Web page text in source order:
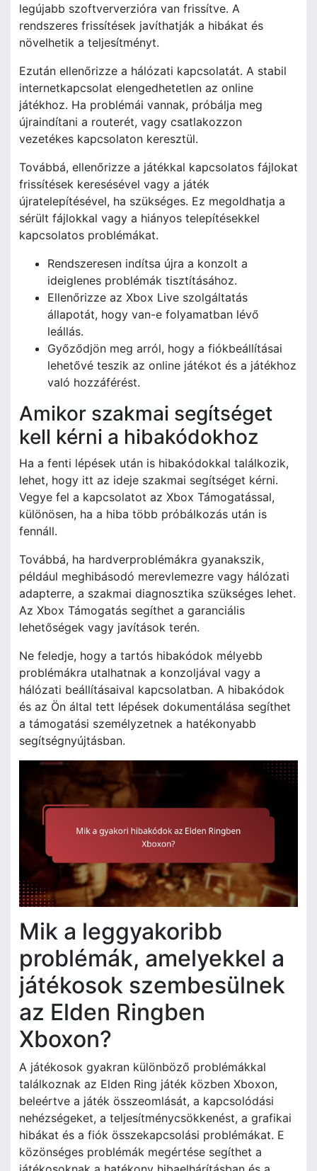
legújabb szoftververzióra van frissítve. A
rendszeres frissítések javíthatják a hibákat és
növelhetik a teljesítményt.
Ezután ellenőrizze a hálózati kapcsolatát. A stabil
internetkapcsolat elengedhetetlen az online
játékhoz. Ha problémái vannak, próbálja meg
újraindítani a routerét, vagy csatlakozzon
vezetékes kapcsolaton keresztül.
Továbbá, ellenőrizze a játékkal kapcsolatos fájlokat
frissítések keresésével vagy a játék
újratelepítésével, ha szükséges. Ez megoldhatja a
sérült fájlokkal vagy a hiányos telepítésekkel
kapcsolatos problémákat.
Rendszeresen indítsa újra a konzolt a
ideiglenes problémák tisztításához.
Ellenőrizze az Xbox Live szolgáltatás
állapotát, hogy van-e folyamatban lévő
leállás.
Győződjön meg arról, hogy a fiókbeállításai
lehetővé teszik az online játékot és a játékhoz
való hozzáférést.
Amikor szakmai segítséget
kell kérni a hibakódokhoz
Ha a fenti lépések után is hibakódokkal találkozik,
lehet, hogy itt az ideje szakmai segítséget kérni.
Vegye fel a kapcsolatot az Xbox Támogatással,
különösen, ha a hiba több próbálkozás után is
fennáll.
Továbbá, ha hardverproblémákra gyanakszik,
például meghibásodó merevlemezre vagy hálózati
adapterre, a szakmai diagnosztika szükséges lehet.
Az Xbox Támogatás segíthet a garanciális
lehetőségek vagy javítások terén.
Ne feledje, hogy a tartós hibakódok mélyebb
problémákra utalhatnak a konzoljával vagy a
hálózati beállításaival kapcsolatban. A hibakódok
és az Ön által tett lépések dokumentálása segíthet
a támogatási személyzetnek a hatékonyabb
segítségnyújtásban.
Mik a leggyakoribb
problémák, amelyekkel a
játékosok szembesülnek
az Elden Ringben
Xboxon?
A játékosok gyakran különböző problémákkal
találkoznak az Elden Ring játék közben Xboxon,
beleértve a játék összeomlását, a kapcsolódási
nehézségeket, a teljesítménycsökkenést, a grafikai
hibákat és a fiók összekapcsolási problémákat. E
közönséges problémák megértése segíthet a